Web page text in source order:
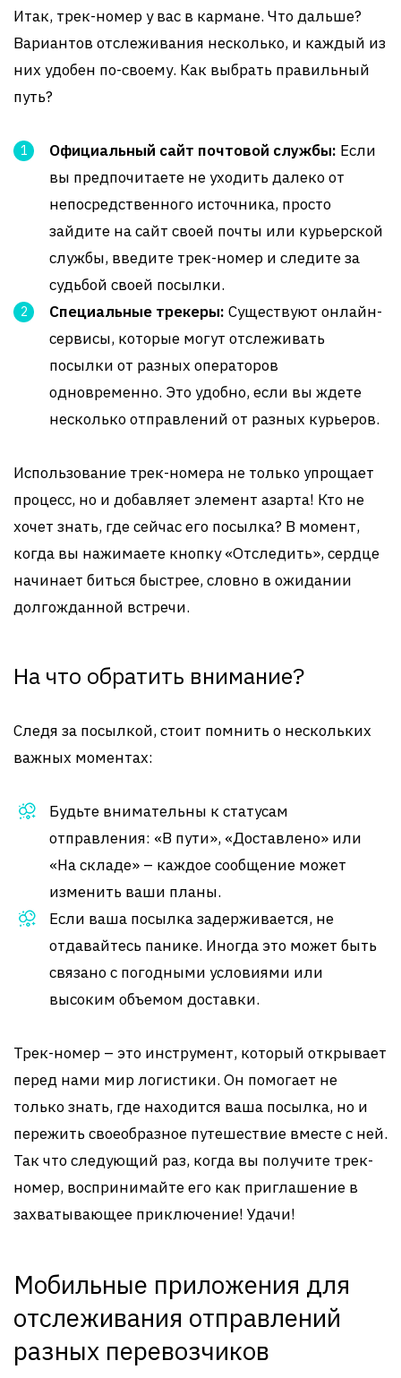
Итак, трек-номер у вас в кармане. Что дальше?
Вариантов отслеживания несколько, и каждый из
них удобен по-своему. Как выбрать правильный
путь?
Официальный сайт почтовой службы: Если
вы предпочитаете не уходить далеко от
непосредственного источника, просто
зайдите на сайт своей почты или курьерской
службы, введите трек-номер и следите за
судьбой своей посылки.
Специальные трекеры: Существуют онлайн-
сервисы, которые могут отслеживать
посылки от разных операторов
одновременно. Это удобно, если вы ждете
несколько отправлений от разных курьеров.
Использование трек-номера не только упрощает
процесс, но и добавляет элемент азарта! Кто не
хочет знать, где сейчас его посылка? В момент,
когда вы нажимаете кнопку «Отследить», сердце
начинает биться быстрее, словно в ожидании
долгожданной встречи.
На что обратить внимание?
Следя за посылкой, стоит помнить о нескольких
важных моментах:
Будьте внимательны к статусам
отправления: «В пути», «Доставлено» или
«На складе» – каждое сообщение может
изменить ваши планы.
Если ваша посылка задерживается, не
отдавайтесь панике. Иногда это может быть
связано с погодными условиями или
высоким объемом доставки.
Трек-номер – это инструмент, который открывает
перед нами мир логистики. Он помогает не
только знать, где находится ваша посылка, но и
пережить своеобразное путешествие вместе с ней.
Так что следующий раз, когда вы получите трек-
номер, воспринимайте его как приглашение в
захватывающее приключение! Удачи!
Мобильные приложения для
отслеживания отправлений
разных перевозчиков